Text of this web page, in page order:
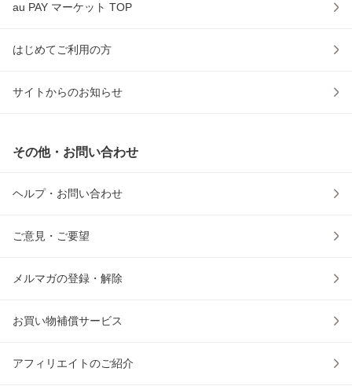
au PAY マーケット TOP
はじめてご利用の方
サイトからのお知らせ
その他・お問い合わせ
ヘルプ・お問い合わせ
ご意見・ご要望
メルマガの登録・解除
お買い物補償サービス
アフィリエイトのご紹介